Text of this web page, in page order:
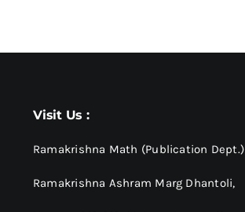
Visit Us :
Ramakrishna Math (Publication Dept.)
Ramakrishna Ashram Marg Dhantoli,